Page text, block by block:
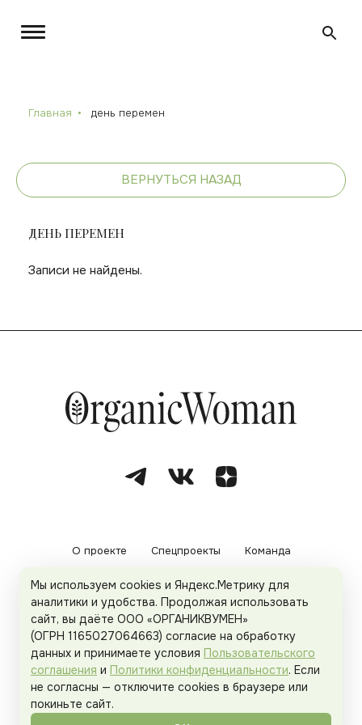
Главная день перемен
ВЕРНУТЬСЯ НАЗАД
ДЕНЬ ПЕРЕМЕН
Записи не найдены.
О проекте Спецпроекты Команда
Рекламодателям Политика конфиденциальности
Пользовательское соглашение
Organicwoman.ru . Все права защищены.
Мы используем cookies и Яндекс.Метрику для
аналитики и удобства. Продолжая использовать
сайт, вы даёте ООО «ОРГАНИКВУМЕН»
(ОГРН 1165027064663) согласие на обработку
данных и принимаете условия Пользовательского
соглашения и Политики конфиденциальности. Если
не согласны — отключите cookies в браузере или
покиньте сайт.